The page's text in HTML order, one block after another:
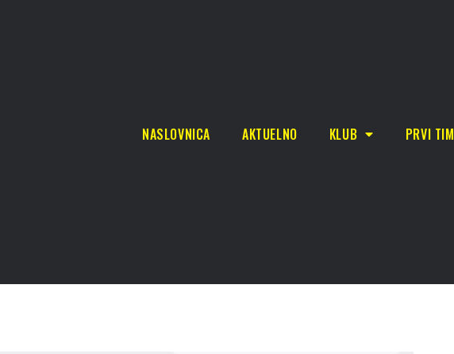
NASLOVNICA AKTUELNO KLUB PRVI TIM